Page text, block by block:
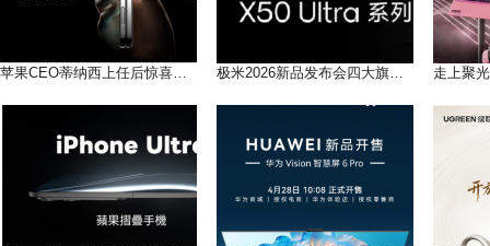
苹果CEO蒂纳西上任后惊喜！10款重磅新品成后库克时代转折 极米2026新品发布会四大旗舰新品，联袂登场